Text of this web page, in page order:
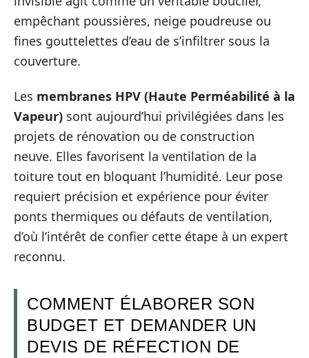
empêchant poussières, neige poudreuse ou
fines gouttelettes d’eau de s’infiltrer sous la
couverture.
Les membranes HPV (Haute Perméabilité à la
Vapeur) sont aujourd’hui privilégiées dans les
projets de rénovation ou de construction
neuve. Elles favorisent la ventilation de la
toiture tout en bloquant l’humidité. Leur pose
requiert précision et expérience pour éviter
ponts thermiques ou défauts de ventilation,
d’où l’intérêt de confier cette étape à un expert
reconnu.
COMMENT ÉLABORER SON
BUDGET ET DEMANDER UN
DEVIS DE RÉFECTION DE